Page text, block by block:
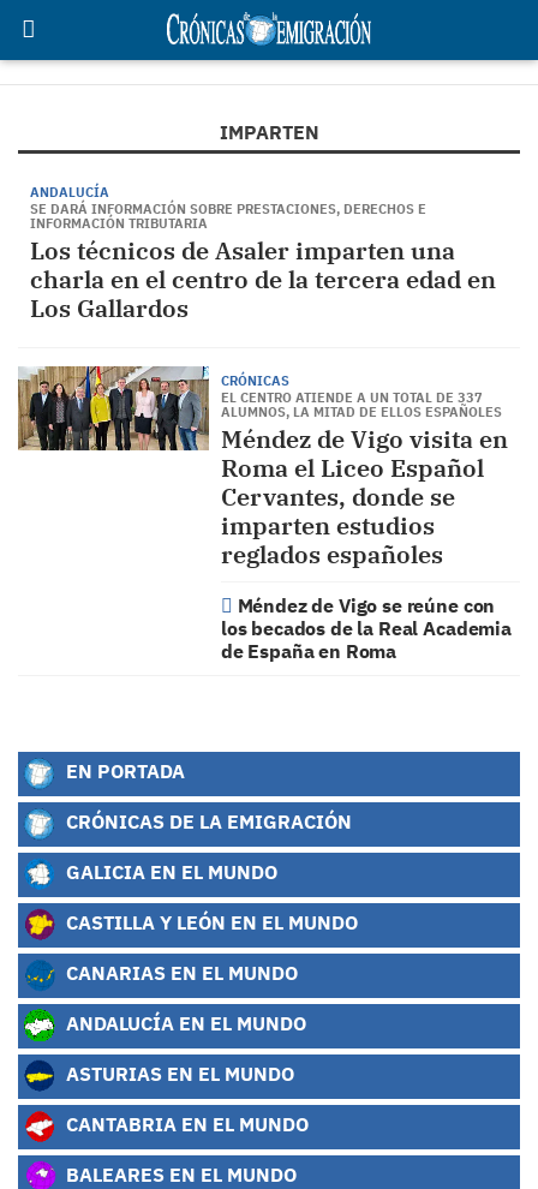
IMPARTEN
ANDALUCÍA
SE DARÁ INFORMACIÓN SOBRE PRESTACIONES, DERECHOS E
INFORMACIÓN TRIBUTARIA
Los técnicos de Asaler imparten una
charla en el centro de la tercera edad en
Los Gallardos
CRÓNICAS
EL CENTRO ATIENDE A UN TOTAL DE 337
ALUMNOS, LA MITAD DE ELLOS ESPAÑOLES
Méndez de Vigo visita en
Roma el Liceo Español
Cervantes, donde se
imparten estudios
reglados españoles
Méndez de Vigo se reúne con
los becados de la Real Academia
de España en Roma
EN PORTADA
CRÓNICAS DE LA EMIGRACIÓN
GALICIA EN EL MUNDO
CASTILLA Y LEÓN EN EL MUNDO
CANARIAS EN EL MUNDO
ANDALUCÍA EN EL MUNDO
ASTURIAS EN EL MUNDO
CANTABRIA EN EL MUNDO
BALEARES EN EL MUNDO